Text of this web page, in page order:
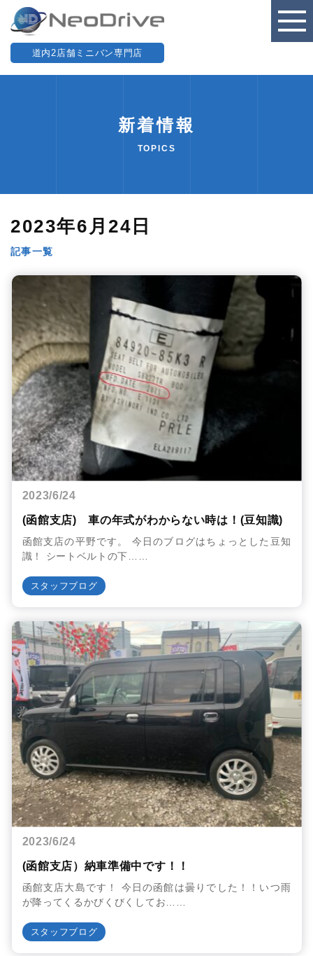
道内2店舗ミニバン専門店
新着情報
TOPICS
2023年6月24日
記事一覧
2023/6/24
(函館支店) 車の年式がわからない時は！(豆知識)
函館支店の平野です。 今日のブログはちょっとした豆知
識！ シートベルトの下……
スタッフブログ
2023/6/24
(函館支店）納車準備中です！！
函館支店大島です！ 今日の函館は曇りでした！！いつ雨
が降ってくるかびくびくしてお……
スタッフブログ